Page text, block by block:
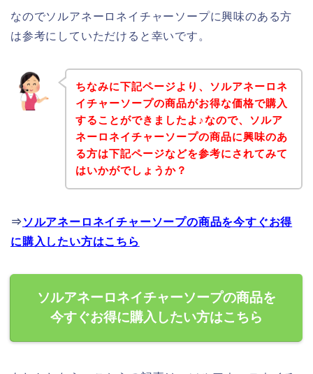
なのでソルアネーロネイチャーソープに興味のある方
は参考にしていただけると幸いです。
ちなみに下記ページより、ソルアネーロネ
イチャーソープの商品がお得な価格で購入
することができましたよ♪なので、ソルア
ネーロネイチャーソープの商品に興味のあ
る方は下記ページなどを参考にされてみて
はいかがでしょうか？
⇒ ソルアネーロネイチャーソープの商品を今すぐお得
に購入したい方はこちら
ソルアネーロネイチャーソープの商品を
今すぐお得に購入したい方はこちら